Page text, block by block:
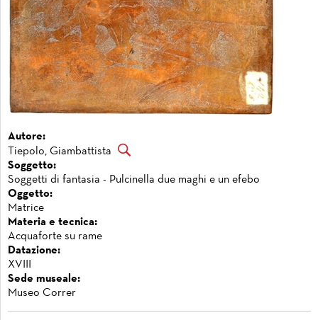
Autore:
Tiepolo, Giambattista
Soggetto:
Soggetti di fantasia - Pulcinella due maghi e un efebo
Oggetto:
Matrice
Materia e tecnica:
Acquaforte su rame
Datazione:
XVIII
Sede museale:
Museo Correr